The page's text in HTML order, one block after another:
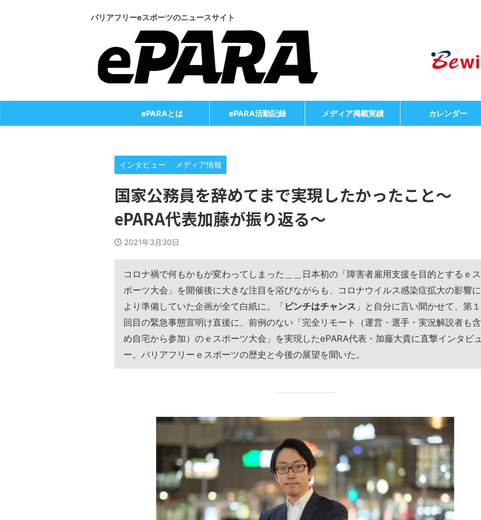
バリアフリーeスポーツのニュースサイト
ePARAとは ePARA活動記録 メディア掲載実績 カレンダー
インタビュー メディア情報
国家公務員を辞めてまで実現したかったこと～
ePARA代表加藤が振り返る～
2021年3月30日
コロナ禍で何もかもが変わってしまった＿＿日本初の「障害者雇用支援を目的とするｅス
ポーツ大会」を開催後に大きな注目を浴びながらも、コロナウイルス感染症拡大の影響に
より準備していた企画が全て白紙に。「ピンチはチャンス 」と自分に言い聞かせて、第１
回目の緊急事態宣明け直後に、前例のない「完全リモート（運営・選手・実況解説者も含
め自宅から参加）のｅスポーツ大会」を実現したePARA代表・加藤大貴に直撃インタビュ
ー。バリアフリーｅスポーツの歴史と今後の展望を聞いた。